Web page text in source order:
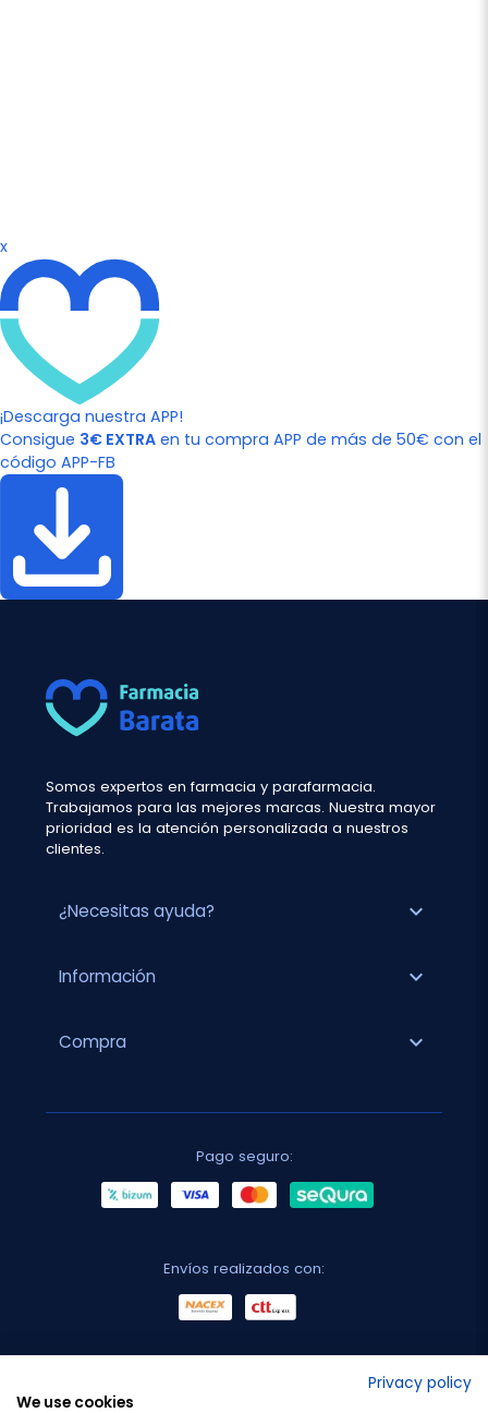
x
¡Descarga nuestra APP!
Consigue 3€ EXTRA en tu compra APP de más de 50€ con el
código APP-FB
Somos expertos en farmacia y parafarmacia.
Trabajamos para las mejores marcas. Nuestra mayor
prioridad es la atención personalizada a nuestros
clientes.
¿Necesitas ayuda? expand_more
Información expand_more
Compra expand_more
Pago seguro:
Envíos realizados con:
Privacy policy
We use cookies